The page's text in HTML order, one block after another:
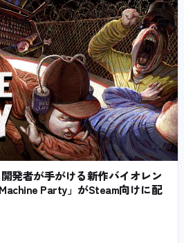
発者が手がける新作バイオレン
Party」がSteam向けに配